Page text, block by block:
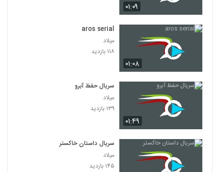
۰۱:۰۹
۰۱:۰۸
aros serial
میلاد
۱۱۸ بازدید
۰۱:۴۹
سریال حفظ آبرو
میلاد
۱۳۹ بازدید
سریال داستان خاکستر
میلاد
۱۴۵ بازدید